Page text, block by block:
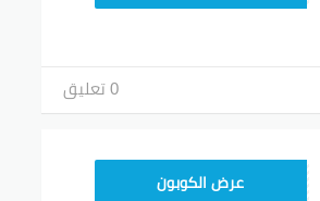
0 تعليق
25GCC4عرض الكوبون